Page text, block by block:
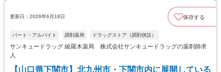
更新日：2026年6月18日 保存する
パート・アルバイト 調剤薬局 ドラッグストア（調剤併設）
サンキュードラッグ 綾羅木薬局 株式会社サンキュードラッグの薬剤師求
人
【山口県下関市】北九州市・下関市内に展開している